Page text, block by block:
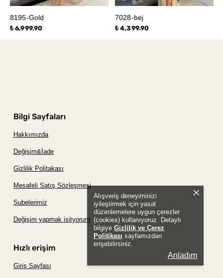
Alışveriş deneyiminizi
iyileştirmek için yasal
düzenlemelere uygun çerezler
(cookies) kullanıyoruz. Detaylı
bilgiye Gizlilik ve Çerez
Politikası sayfamızdan
erişebilirsiniz.
Anladım
8195-Gold
₺ 6,999.90
7028-bej
₺ 4,399.90
Bilgi Sayfaları
Hakkımızda
Değişim&İade
Gizlilik Politakası
Mesafeli Satış Sözleşmesi
Şubelerimiz
Değişim yapmak isityorum
Hızlı erişim
Giriş Sayfası